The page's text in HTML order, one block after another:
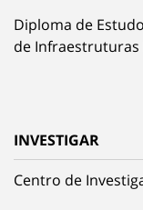
Diploma de
de Infraestruturas
INVESTIGAR
Centro de